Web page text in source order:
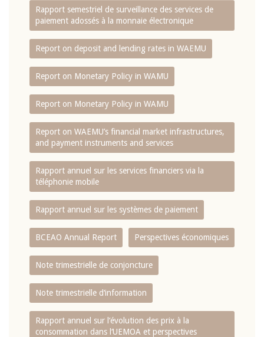
Rapport semestriel de surveillance des services de
paiement adossés à la monnaie électronique
Report on deposit and lending rates in WAEMU
Report on Monetary Policy in WAMU
Report on Monetary Policy in WAMU
Report on WAEMU’s financial market infrastructures,
and payment instruments and services
Rapport annuel sur les services financiers via la
téléphonie mobile
Rapport annuel sur les systèmes de paiement
BCEAO Annual Report Perspectives économiques
Note trimestrielle de conjoncture
Note trimestrielle d‘information
Rapport annuel sur l‘évolution des prix à la
consommation dans l‘UEMOA et perspectives